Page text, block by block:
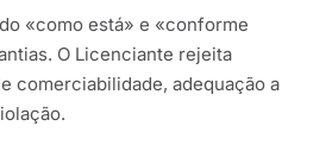
«como está» e «conforme
O Licenciante rejeita
comerciabilidade, adequação a